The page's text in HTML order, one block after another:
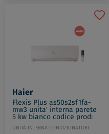
Haier
Flexis Plus as50s2sf1fa-
mw3 unita' interna parete
5 kw bianco codice prod:
2501305B2
UNITÀ INTERNA CONDIZIONATORI